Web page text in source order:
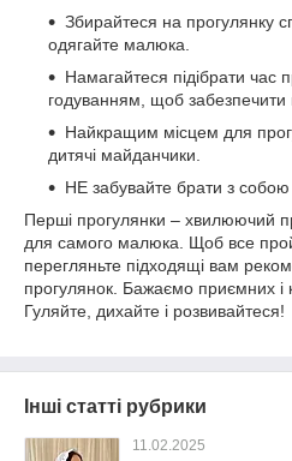
Збирайтеся на прогулянку
одягайте малюка.
Намагайтеся підібрати час
годуванням, щоб забезпечити
Найкращим місцем для
дитячі майданчики.
НЕ забувайте брати з
Перші прогулянки – хвилюючий
для самого малюка. Щоб все
перегляньте підходящі вам
прогулянок. Бажаємо приємних і
Гуляйте, дихайте і розвивайтеся!
Інші статті рубрики
11.02.2025